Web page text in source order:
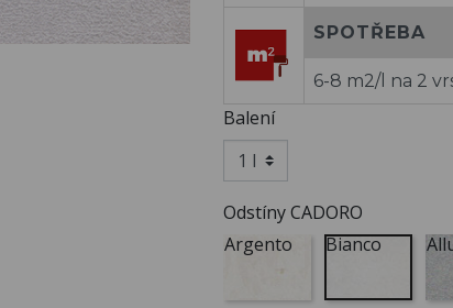
SPOTŘEBA
6-8 m2/l na 2
Balení
Odstíny CADORO
Argento
Bianco